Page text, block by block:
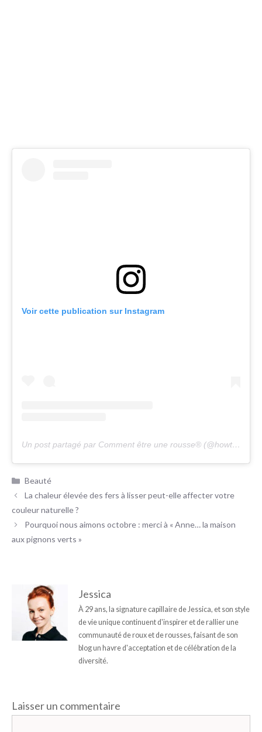
Voir cette publication sur Instagram
Un post partagé par Comment être une rousse® (@howtobearedhead)
Catégories
Beauté
La chaleur élevée des fers à lisser peut-elle affecter votre
couleur naturelle ?
Pourquoi nous aimons octobre : merci à « Anne… la maison
aux pignons verts »
Jessica
À 29 ans, la signature capillaire de Jessica, et son style
de vie unique continuent d'inspirer et de rallier une
communauté de roux et de rousses, faisant de son
blog un havre d'acceptation et de célébration de la
diversité.
Laisser un commentaire